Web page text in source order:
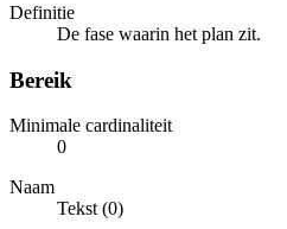
Definitie
De fase waarin het plan zit.
Bereik
Minimale cardinaliteit
0
Naam
Tekst (0)